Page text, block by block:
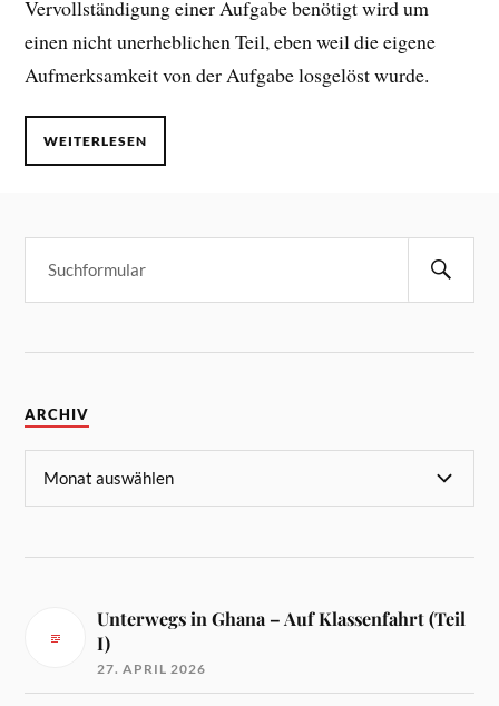
Vervollständigung einer Aufgabe benötigt wird um
einen nicht unerheblichen Teil, eben weil die eigene
Aufmerksamkeit von der Aufgabe losgelöst wurde.
WEITERLESEN
ARCHIV
Unterwegs in Ghana – Auf Klassenfahrt (Teil
I)
27. APRIL 2026